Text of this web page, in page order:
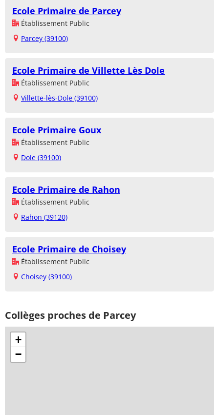
Ecole Primaire de Parcey
Établissement Public
Parcey (39100)
Ecole Primaire de Villette Lès Dole
Établissement Public
Villette-lès-Dole (39100)
Ecole Primaire Goux
Établissement Public
Dole (39100)
Ecole Primaire de Rahon
Établissement Public
Rahon (39120)
Ecole Primaire de Choisey
Établissement Public
Choisey (39100)
Collèges proches de Parcey
+
−